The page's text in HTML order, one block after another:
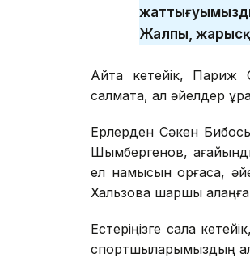
Жалпы,
Айта кетейік, Париж
салмақта, ал әйелдер
Ерлерден Сәкен
Шымбергенов,
ел намысын қорғаса,
Хальзова шаршы
Естеріңізге сала
спортшыларымыздың